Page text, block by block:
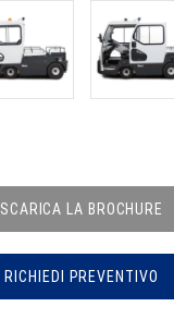
SCARICA LA BROCHURE
RICHIEDI PREVENTIVO